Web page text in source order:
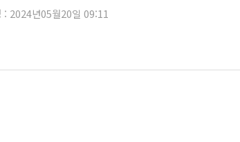
쉐이크
정부혁
부모가
: 2024년05월20일 09:11